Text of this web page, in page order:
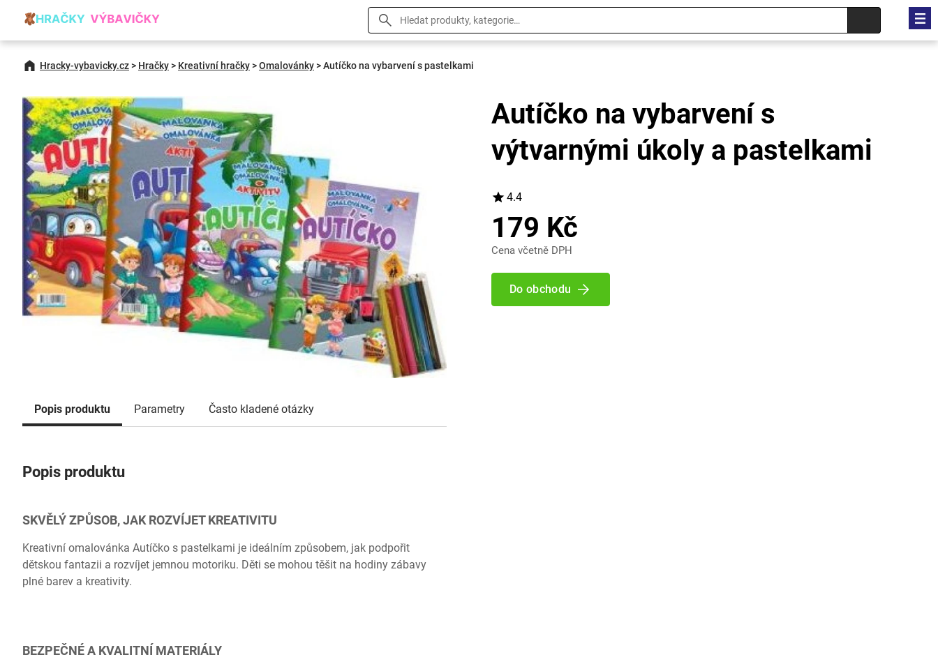
Hracky-vybavicky.cz> Hračky> Kreativní hračky>Omalovánky>Autíčko na vybarvení s pastelkami
Popis produktu Parametry Často kladené otázky
Popis produktu
SKVĚLÝ ZPŮSOB, JAK ROZVÍJET KREATIVITU
Kreativní omalovánka Autíčko s pastelkami je ideálním způsobem, jak podpořit
dětskou fantazii a rozvíjet jemnou motoriku. Děti se mohou těšit na hodiny zábavy
plné barev a kreativity.
BEZPEČNÉ A KVALITNÍ MATERIÁLY
Autíčko na vybarvení s
výtvarnými úkoly a pastelkami
4.4
179 Kč
Cena včetně DPH
Do obchodu